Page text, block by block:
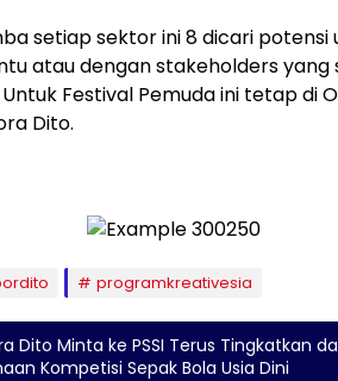
setiap sektor ini 8 dicari
atau dengan stakeholders yang
Festival Pemuda ini tetap di
Dito.
programkreativesia
Dito Minta ke PSSI Terus Tingkatkan
Kompetisi Sepak Bola Usia Dini